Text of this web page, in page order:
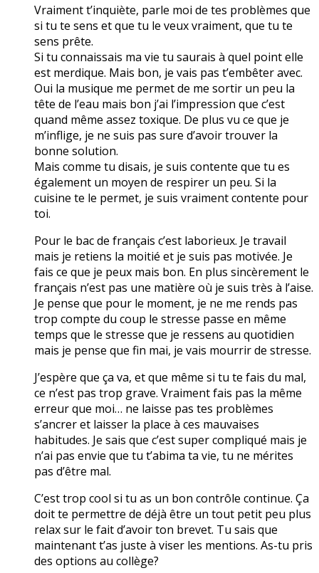
Vraiment t’inquiète, parle moi de tes problèmes que
si tu te sens et que tu le veux vraiment, que tu te
sens prête.
Si tu connaissais ma vie tu saurais à quel point elle
est merdique. Mais bon, je vais pas t’embêter avec.
Oui la musique me permet de me sortir un peu la
tête de l’eau mais bon j’ai l’impression que c’est
quand même assez toxique. De plus vu ce que je
m’inflige, je ne suis pas sure d’avoir trouver la
bonne solution.
Mais comme tu disais, je suis contente que tu es
également un moyen de respirer un peu. Si la
cuisine te le permet, je suis vraiment contente pour
toi.
Pour le bac de français c’est laborieux. Je travail
mais je retiens la moitié et je suis pas motivée. Je
fais ce que je peux mais bon. En plus sincèrement le
français n’est pas une matière où je suis très à l’aise.
Je pense que pour le moment, je ne me rends pas
trop compte du coup le stresse passe en même
temps que le stresse que je ressens au quotidien
mais je pense que fin mai, je vais mourrir de stresse.
J’espère que ça va, et que même si tu te fais du mal,
ce n’est pas trop grave. Vraiment fais pas la même
erreur que moi… ne laisse pas tes problèmes
s’ancrer et laisser la place à ces mauvaises
habitudes. Je sais que c’est super compliqué mais je
n’ai pas envie que tu t’abima ta vie, tu ne mérites
pas d’être mal.
C’est trop cool si tu as un bon contrôle continue. Ça
doit te permettre de déjà être un tout petit peu plus
relax sur le fait d’avoir ton brevet. Tu sais que
maintenant t’as juste à viser les mentions. As-tu pris
des options au collège?